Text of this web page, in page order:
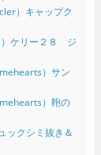
）キャップク
）ケリー２８ ジ
）サン
）鞄の
ックシミ抜き＆